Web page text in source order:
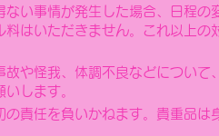
い事情が発生した場合、日程の
はいただきません。これ以上の
や怪我、体調不良などについて
します。
責任を負いかねます。貴重品は